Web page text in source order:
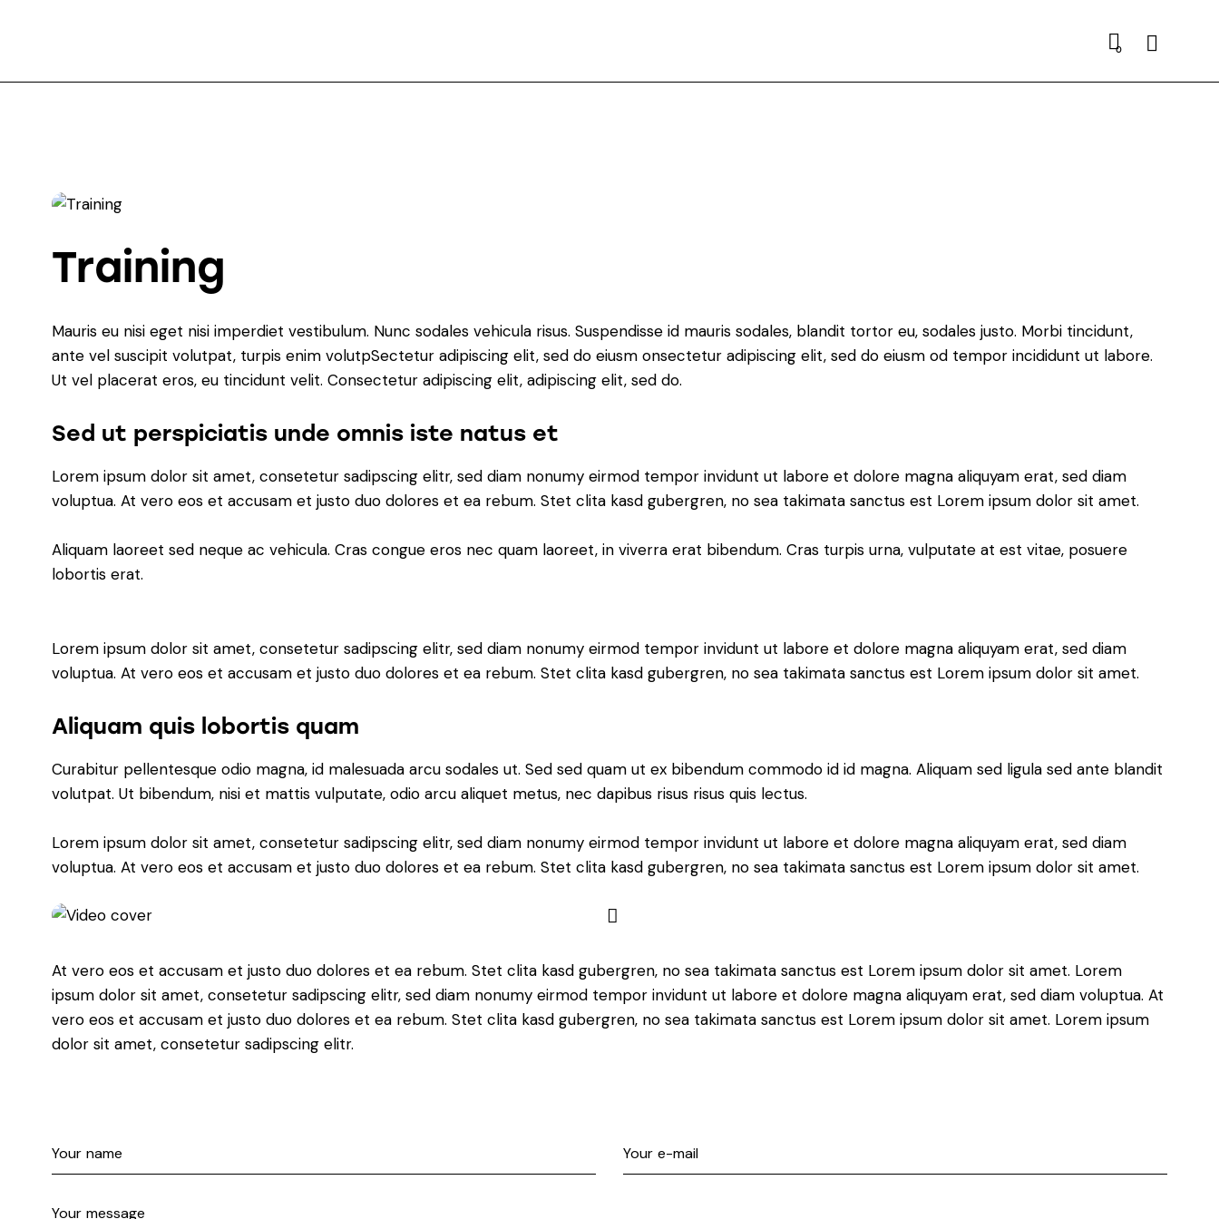
0 Search
Training
Mauris eu nisi eget nisi imperdiet vestibulum. Nunc sodales vehicula risus. Suspendisse id mauris sodales, blandit tortor eu, sodales justo. Morbi tincidunt,
ante vel suscipit volutpat, turpis enim volutpSectetur adipiscing elit, sed do eiusm onsectetur adipiscing elit, sed do eiusm od tempor incididunt ut labore.
Ut vel placerat eros, eu tincidunt velit. Consectetur adipiscing elit, adipiscing elit, sed do.
Sed ut perspiciatis unde omnis iste natus et
Lorem ipsum dolor sit amet, consetetur sadipscing elitr, sed diam nonumy eirmod tempor invidunt ut labore et dolore magna aliquyam erat, sed diam
voluptua. At vero eos et accusam et justo duo dolores et ea rebum. Stet clita kasd gubergren, no sea takimata sanctus est Lorem ipsum dolor sit amet.
Aliquam laoreet sed neque ac vehicula. Cras congue eros nec quam laoreet, in viverra erat bibendum. Cras turpis urna, vulputate at est vitae, posuere
lobortis erat.
Lorem ipsum dolor sit amet, consetetur sadipscing elitr, sed diam nonumy eirmod tempor invidunt ut labore et dolore magna aliquyam erat, sed diam
voluptua. At vero eos et accusam et justo duo dolores et ea rebum. Stet clita kasd gubergren, no sea takimata sanctus est Lorem ipsum dolor sit amet.
Aliquam quis lobortis quam
Curabitur pellentesque odio magna, id malesuada arcu sodales ut. Sed sed quam ut ex bibendum commodo id id magna. Aliquam sed ligula sed ante blandit
volutpat. Ut bibendum, nisi et mattis vulputate, odio arcu aliquet metus, nec dapibus risus risus quis lectus.
Lorem ipsum dolor sit amet, consetetur sadipscing elitr, sed diam nonumy eirmod tempor invidunt ut labore et dolore magna aliquyam erat, sed diam
voluptua. At vero eos et accusam et justo duo dolores et ea rebum. Stet clita kasd gubergren, no sea takimata sanctus est Lorem ipsum dolor sit amet.
At vero eos et accusam et justo duo dolores et ea rebum. Stet clita kasd gubergren, no sea takimata sanctus est Lorem ipsum dolor sit amet. Lorem
ipsum dolor sit amet, consetetur sadipscing elitr, sed diam nonumy eirmod tempor invidunt ut labore et dolore magna aliquyam erat, sed diam voluptua. At
vero eos et accusam et justo duo dolores et ea rebum. Stet clita kasd gubergren, no sea takimata sanctus est Lorem ipsum dolor sit amet. Lorem ipsum
dolor sit amet, consetetur sadipscing elitr.